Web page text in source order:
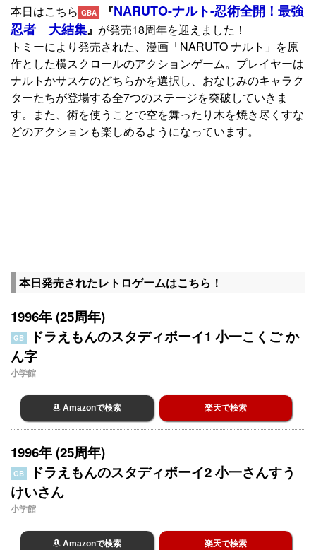
本日はこちら GBA 『NARUTO-ナルト-忍術全開！最強
忍者 大結集』 が発売18周年を迎えました！
トミーにより発売された、漫画「NARUTO ナルト」を原
作とした横スクロールのアクションゲーム。プレイヤーは
ナルトかサスケのどちらかを選択し、おなじみのキャラク
ターたちが登場する全7つのステージを突破していきま
す。また、術を使うことで空を舞ったり木を焼き尽くすな
どのアクションも楽しめるようになっています。
本日発売されたレトロゲームはこちら！
1996年 (25周年)
GB
ドラえもんのスタディボーイ1 小一こくご か
ん字
小学館
Amazonで検索 楽天で検索
1996年 (25周年)
GB
ドラえもんのスタディボーイ2 小一さんすう
けいさん
小学館
Amazonで検索 楽天で検索